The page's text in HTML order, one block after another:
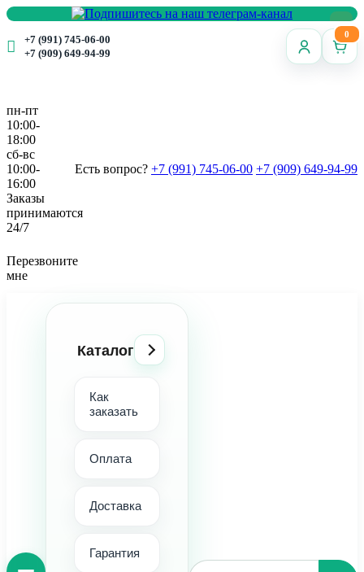
+7 (991) 745-06-00
+7 (909) 649-94-99
0
пн-пт
10:00-
18:00
сб-вс
10:00-
16:00
Заказы
принимаются
24/7
Есть вопрос? +7 (991) 745-06-00 +7 (909) 649-94-99
Перезвоните
мне
Каталог
Как
заказать
Оплата
Доставка
Гарантия